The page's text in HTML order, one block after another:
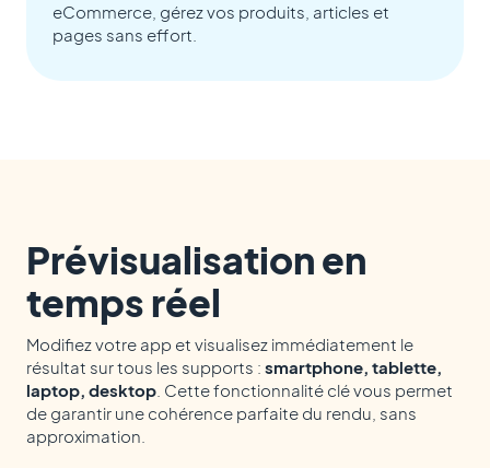
eCommerce, gérez vos produits, articles et
pages sans effort.
Prévisualisation en
temps réel
Modifiez votre app et visualisez immédiatement le
résultat sur tous les supports : smartphone, tablette,
laptop, desktop . Cette fonctionnalité clé vous permet
de garantir une cohérence parfaite du rendu, sans
approximation.